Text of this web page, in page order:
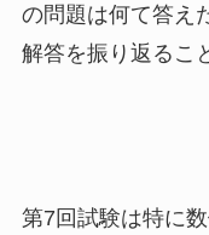
の問題は何て答え
解答を振り返るこ
第7回試験は特に